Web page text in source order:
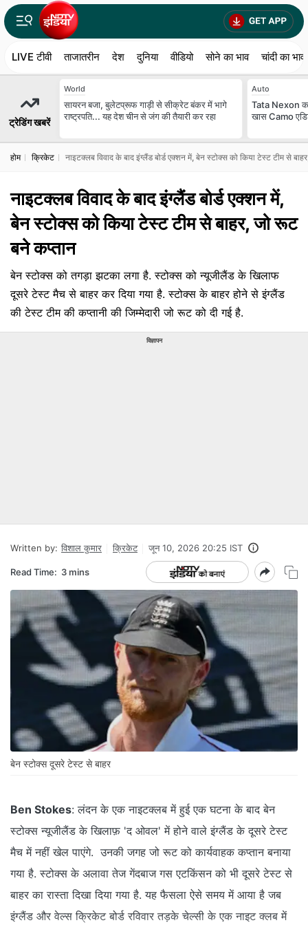
LIVE टीवी ताजातरीन देश दुनिया वीडियो सोने का भाव चांदी का भाव
ट्रेडिंग खबरें
World
सायरन बजा, बुलेटप्रूफ गाड़ी से सीक्रेट बंकर में भागे
राष्ट्रपति... यह देश चीन से जंग की तैयारी कर रहा
Auto
Tata Nexon
खास Camo
होम क्रिकेट नाइटक्लब विवाद के बाद इंग्लैंड बोर्ड एक्शन में, बेन स्टोक्स को किया टेस्ट टीम से
नाइटक्लब विवाद के बाद इंग्लैंड बोर्ड एक्शन में,
बेन स्टोक्स को किया टेस्ट टीम से बाहर, जो रूट
बने कप्तान
बेन स्टोक्स को तगड़ा झटका लगा है. स्टोक्स को न्यूजीलैंड के खिलाफ
दूसरे टेस्ट मैच से बाहर कर दिया गया है. स्टोक्स के बाहर होने से इंग्लैंड
की टेस्ट टीम की कप्तानी की जिम्मेदारी जो रूट को दी गई है.
विज्ञापन
Written by: विशाल कुमार क्रिकेट जून 10, 2026 20:25 IST
Read Time: 3 mins
बेन स्टोक्स दूसरे टेस्ट से बाहर
Ben Stokes: लंदन के एक नाइटक्लब में हुई एक घटना के बाद बेन
स्टोक्स न्यूजीलैंड के खिलाफ़ 'द ओवल' में होने वाले इंग्लैंड के दूसरे टेस्ट
मैच में नहीं खेल पाएंगे. उनकी जगह जो रूट को कार्यवाहक कप्तान बनाया
गया है. स्टोक्स के अलावा तेज गेंदबाज गस एटकिंसन को भी दूसरे टेस्ट से
बाहर का रास्ता दिखा दिया गया है. यह फैसला ऐसे समय में आया है जब
इंग्लैंड और वेल्स क्रिकेट बोर्ड रविवार तड़के चेल्सी के एक नाइट क्लब में